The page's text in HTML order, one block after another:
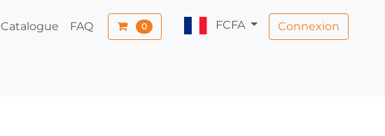
Catalogue FAQ 0 FCFA Connexion